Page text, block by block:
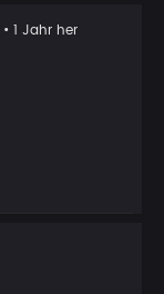
• 1 Jahr her